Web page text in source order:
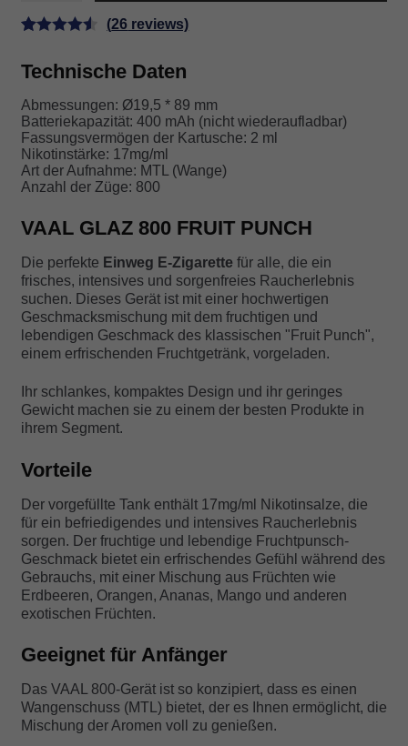
FRUIT
mit4.58
basierend
auf
Kundenbe
wertungen
(26 reviews)
Technische Daten
Abmessungen: Ø19,5 * 89 mm
Batteriekapazität: 400 mAh (nicht wiederaufladbar)
Fassungsvermögen der Kartusche: 2 ml
Nikotinstärke: 17mg/ml
Art der Aufnahme: MTL (Wange)
Anzahl der Züge: 800
VAAL GLAZ 800 FRUIT PUNCH
Die perfekte Einweg E-Zigarette für alle, die ein
frisches, intensives und sorgenfreies Raucherlebnis
suchen. Dieses Gerät ist mit einer hochwertigen
Geschmacksmischung mit dem fruchtigen und
lebendigen Geschmack des klassischen "Fruit Punch",
einem erfrischenden Fruchtgetränk, vorgeladen.
Ihr schlankes, kompaktes Design und ihr geringes
Gewicht machen sie zu einem der besten Produkte in
ihrem Segment.
Vorteile
Der vorgefüllte Tank enthält 17mg/ml Nikotinsalze, die
für ein befriedigendes und intensives Raucherlebnis
sorgen. Der fruchtige und lebendige Fruchtpunsch-
Geschmack bietet ein erfrischendes Gefühl während des
Gebrauchs, mit einer Mischung aus Früchten wie
Erdbeeren, Orangen, Ananas, Mango und anderen
exotischen Früchten.
Geeignet für Anfänger
Das VAAL 800-Gerät ist so konzipiert, dass es einen
Wangenschuss (MTL) bietet, der es Ihnen ermöglicht, die
Mischung der Aromen voll zu genießen.